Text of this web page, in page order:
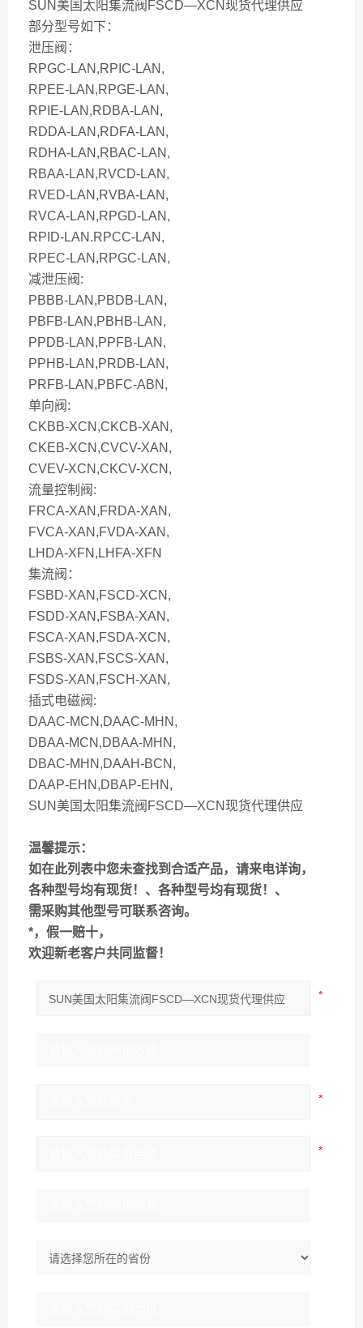
SUN美国太阳集流阀FSCD—XCN现货代理供应
部分型号如下：
泄压阀：
RPGC-LAN,RPIC-LAN,
RPEE-LAN,RPGE-LAN,
RPIE-LAN,RDBA-LAN,
RDDA-LAN,RDFA-LAN,
RDHA-LAN,RBAC-LAN,
RBAA-LAN,RVCD-LAN,
RVED-LAN,RVBA-LAN,
RVCA-LAN,RPGD-LAN,
RPID-LAN.RPCC-LAN,
RPEC-LAN,RPGC-LAN,
减泄压阀:
PBBB-LAN,PBDB-LAN,
PBFB-LAN,PBHB-LAN,
PPDB-LAN,PPFB-LAN,
PPHB-LAN,PRDB-LAN,
PRFB-LAN,PBFC-ABN,
单向阀:
CKBB-XCN,CKCB-XAN,
CKEB-XCN,CVCV-XAN,
CVEV-XCN,CKCV-XCN,
流量控制阀:
FRCA-XAN,FRDA-XAN,
FVCA-XAN,FVDA-XAN,
LHDA-XFN,LHFA-XFN
集流阀：
FSBD-XAN,FSCD-XCN,
FSDD-XAN,FSBA-XAN,
FSCA-XAN,FSDA-XCN,
FSBS-XAN,FSCS-XAN,
FSDS-XAN,FSCH-XAN,
插式电磁阀:
DAAC-MCN,DAAC-MHN,
DBAA-MCN,DBAA-MHN,
DBAC-MHN,DAAH-BCN,
DAAP-EHN,DBAP-EHN,
SUN美国太阳集流阀FSCD—XCN现货代理供应
温馨提示：
如在此列表中您未查找到合适产品，请来电详询，
各种型号均有现货！、各种型号均有现货！、
需采购其他型号可联系咨询。
*，假一赔十，
欢迎新老客户共同监督！